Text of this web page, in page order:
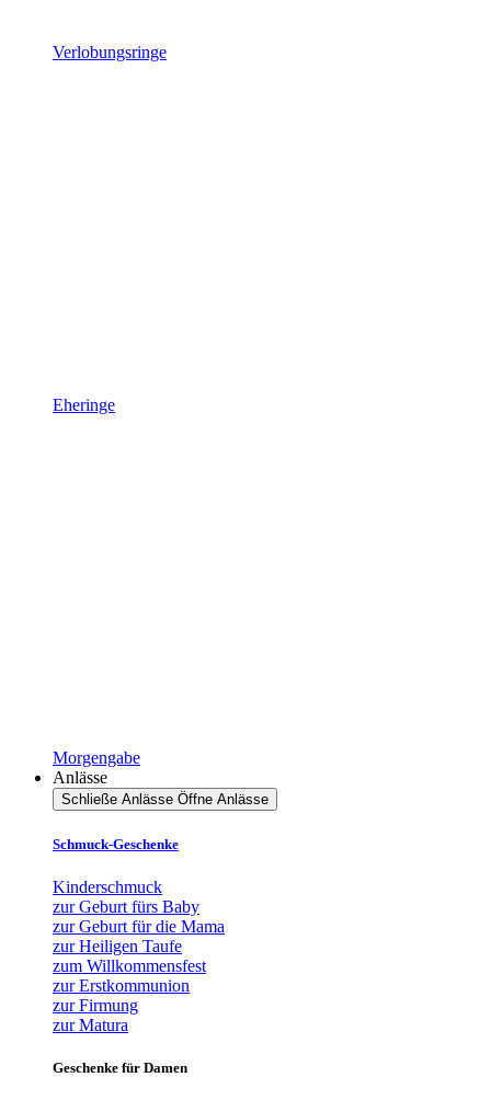
Verlobungsringe
Eheringe
Morgengabe
Anlässe
Schließe Anlässe Öffne Anlässe
Schmuck-Geschenke
Kinderschmuck
zur Geburt fürs Baby
zur Geburt für die Mama
zur Heiligen Taufe
zum Willkommensfest
zur Erstkommunion
zur Firmung
zur Matura
Geschenke für Damen